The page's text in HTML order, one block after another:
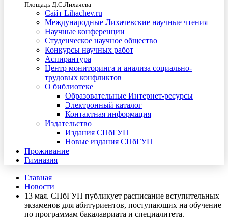
Площадь Д.С.Лихачева
Сайт Lihachev.ru
Международные Лихачевские научные чтения
Научные конференции
Студенческое научное общество
Конкурсы научных работ
Аспирантура
Центр мониторинга и анализа социально-
трудовых конфликтов
О библиотеке
Образовательные Интернет-ресурсы
Электронный каталог
Контактная информация
Издательство
Издания СПбГУП
Новые издания СПбГУП
Проживание
Гимназия
Главная
Новости
13 мая. СПбГУП публикует расписание вступительных
экзаменов для абитуриентов, поступающих на обучение
по программам бакалавриата и специалитета.